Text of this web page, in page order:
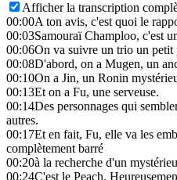
Afficher la transcription
00:00A ton avis, c'est quoi le
00:03Samouraï Champloo, c'est
00:06On va suivre un trio un petit
00:08D'abord, on a Mugen, un
00:10On a Jin, un Ronin
00:13Et on a Fu, une serveuse.
00:14Des personnages qui
autres.
00:17Et en fait, Fu, elle va les
complètement barré
00:20à la recherche d'un
00:24C'est le Peach.